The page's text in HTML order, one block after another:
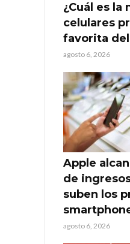
¿Cuál es la
celulares
favorita
agosto 6, 2026
Apple
de
suben los
agosto 6, 2026